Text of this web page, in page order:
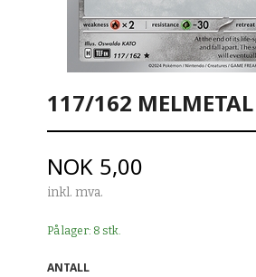
117/162
Pris
NOK 5,00
inkl. mva.
På lager: 8 stk.
ANTALL